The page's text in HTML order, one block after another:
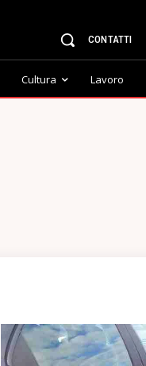
CONTATTI
Cultura Lavoro